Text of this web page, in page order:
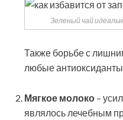
Зеленый чай
Также борьбе с
любые
Мягкое молоко –
являлось лечебным